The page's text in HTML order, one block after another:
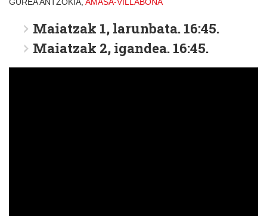
Maiatzak 1, larunbata. 16:45.
Maiatzak 2, igandea. 16:45.